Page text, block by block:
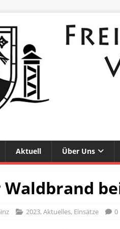
Aktuell Über Uns
2023, Aktuelles, Einsätze 0